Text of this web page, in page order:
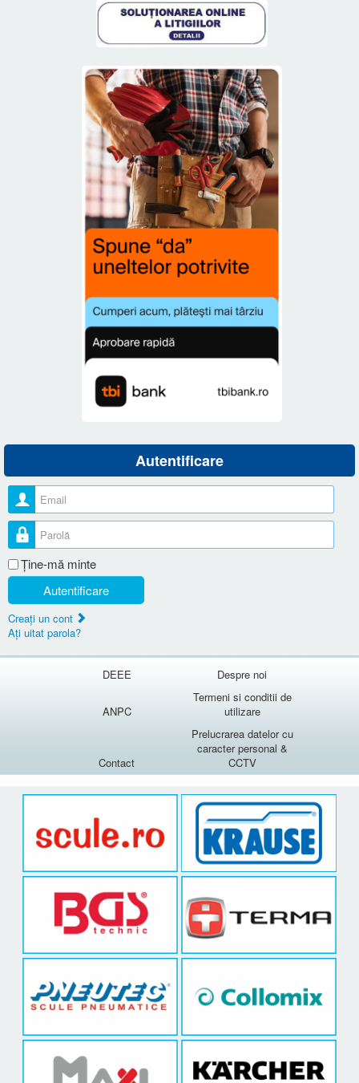
Autentificare
Nume utilizator
Parolă
Ţine-mă minte
Autentificare
Creaţi un cont
Aţi uitat parola?
DEEE Despre noi
ANPC
Termeni si conditii de
utilizare
Contact
Prelucrarea datelor cu
caracter personal &
CCTV